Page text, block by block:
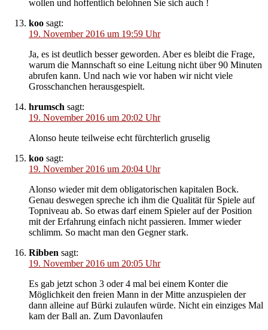
wollen und hoffentlich belohnen Sie sich auch !
koo sagt:
19. November 2016 um 19:59 Uhr
Ja, es ist deutlich besser geworden. Aber es bleibt die Frage,
warum die Mannschaft so eine Leitung nicht über 90 Minuten
abrufen kann. Und nach wie vor haben wir nicht viele
Grosschanchen herausgespielt.
hrumsch sagt:
19. November 2016 um 20:02 Uhr
Alonso heute teilweise echt fürchterlich gruselig
koo sagt:
19. November 2016 um 20:04 Uhr
Alonso wieder mit dem obligatorischen kapitalen Bock.
Genau deswegen spreche ich ihm die Qualität für Spiele auf
Topniveau ab. So etwas darf einem Spieler auf der Position
mit der Erfahrung einfach nicht passieren. Immer wieder
schlimm. So macht man den Gegner stark.
Ribben sagt:
19. November 2016 um 20:05 Uhr
Es gab jetzt schon 3 oder 4 mal bei einem Konter die
Möglichkeit den freien Mann in der Mitte anzuspielen der
dann alleine auf Bürki zulaufen würde. Nicht ein einziges Mal
kam der Ball an. Zum Davonlaufen